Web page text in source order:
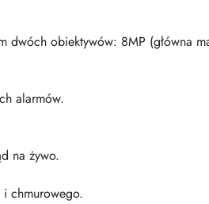
dwóch obiektywów: 8MP (główna
alarmów.
na żywo.
chmurowego.